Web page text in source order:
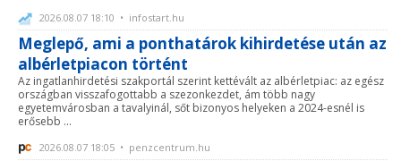
2026.08.07 18:10 • infostart.hu
Meglepő, ami a ponthatárok kihirdetése után az
albérletpiacon történt
Az ingatlanhirdetési szakportál szerint kettévált az albérletpiac: az egész
országban visszafogottabb a szezonkezdet, ám több nagy
egyetemvárosban a tavalyinál, sőt bizonyos helyeken a 2024-esnél is
erősebb ...
2026.08.07 18:05 • penzcentrum.hu